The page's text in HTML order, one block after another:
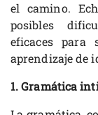
el camino.
posibles
eficaces para
aprendizaje de
1. Gramática